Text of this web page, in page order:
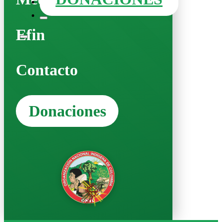
Efin
Contacto
Donaciones